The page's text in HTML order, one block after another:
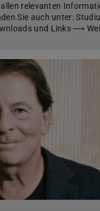
relevanten
Sie auch unter:
und Links ⟶